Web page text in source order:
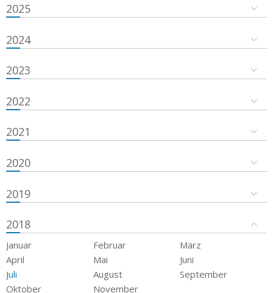
2025
2024
2023
2022
2021
2020
2019
2018
Januar Februar
März
April
Mai
Juni
Juli
August
September
Oktober
November